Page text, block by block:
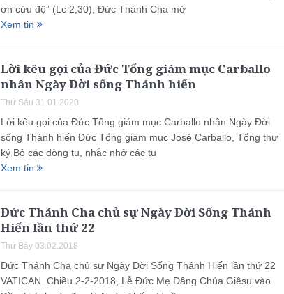
ơn cứu độ” (Lc 2,30), Đức Thánh Cha mờ
Xem tin
Lời kêu gọi của Đức Tổng giám mục Carballo
nhân Ngày Đời sống Thánh hiến
Thứ Sáu 31.01.2020
Lời kêu gọi của Đức Tổng giám mục Carballo nhân Ngày Đời
sống Thánh hiến Đức Tổng giám mục José Carballo, Tổng thư
ký Bộ các dòng tu, nhắc nhở các tu
Xem tin
Đức Thánh Cha chủ sự Ngày Đời Sống Thánh
Hiến lần thứ 22
Thứ Bảy 03.02.2018
Đức Thánh Cha chủ sự Ngày Đời Sống Thánh Hiến lần thứ 22
VATICAN. Chiều 2-2-2018, Lễ Đức Mẹ Dâng Chúa Giêsu vào